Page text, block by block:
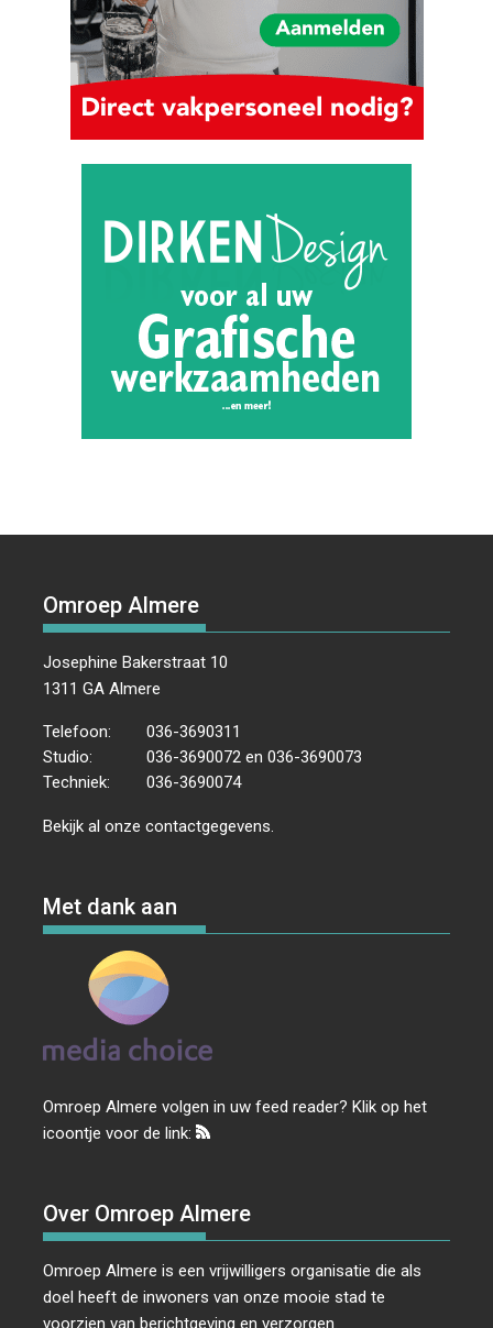
Omroep Almere
Josephine Bakerstraat 10
1311 GA Almere
Telefoon:
036-3690311
Studio:
036-3690072 en 036-3690073
Techniek:
036-3690074
Bekijk al onzecontactgegevens
Met dank aan
Omroep Almere volgen in uw feed reader? Klik op het
icoontje voor de link:
Over Omroep Almere
Omroep Almere is een vrijwilligers organisatie die als
doel heeft de inwoners van onze mooie stad te
voorzien van berichtgeving en verzorgen.